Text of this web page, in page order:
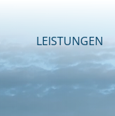
LEISTUNGEN